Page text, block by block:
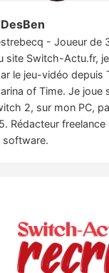
DesBen
- Joueur de
site Switch-Actu.fr,
le jeu-vidéo depuis
of Time. Je joue
2, sur mon PC,
Rédacteur freelance
software.